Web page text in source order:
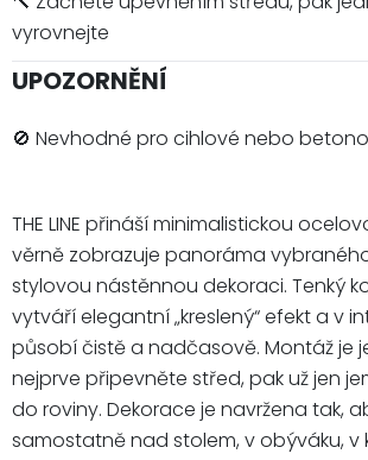
vyrovnejte
UPOZORNĚNÍ
🚫 Nevhodné pro cihlové nebo
THE LINE přináší minimalistickou
věrně zobrazuje panoráma
stylovou nástěnnou dekoraci. Tenký
vytváří elegantní „kreslený“ efekt a v
působí čistě a nadčasově. Montáž je
nejprve připevněte střed, pak už jen
do roviny. Dekorace je navržena tak,
samostatně nad stolem, v obýváku, v